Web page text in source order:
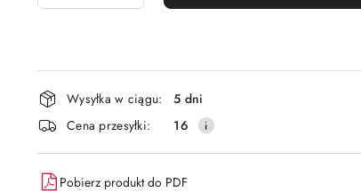
Dostępność
i
dostawa
Wysyłka w ciągu:
5 dni
Cena przesyłki:
16
Pobierz produkt do PDF